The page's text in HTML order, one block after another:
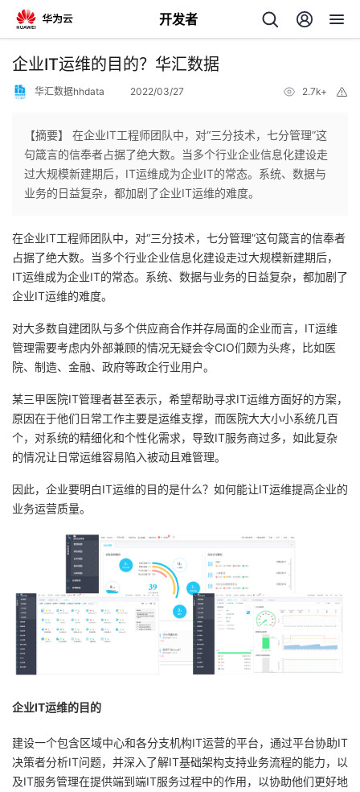
开发者
返
个
人
主
我
的
发
我
的
博
我
的
我
子
直
的
我
注
我
的
开
发
我
的
Programs
我
的
企业IT运维的目的？华汇数据
华汇数据hhdata 2022/03/27 2.7k+
【摘要】 在企业IT工程师团队中，对“三分技术，七分管理”这
句箴言的信奉者占据了绝大数。当多个行业企业信息化建设走
过大规模新建期后，IT运维成为企业IT的常态。系统、数据与
业务的日益复杂，都加剧了企业IT运维的难度。
在企业IT工程师团队中，对“三分技术，七分管理”这句箴言的信奉者
占据了绝大数。当多个行业企业信息化建设走过大规模新建期后，
IT运维成为企业IT的常态。系统、数据与业务的日益复杂，都加剧了
企业IT运维的难度。
对大多数自建团队与多个供应商合作并存局面的企业而言，IT运维
管理需要考虑内外部兼顾的情况无疑会令CIO们颇为头疼，比如医
院、制造、金融、政府等政企行业用户。
某三甲医院IT管理者甚至表示，希望帮助寻求IT运维方面好的方案，
原因在于他们日常工作主要是运维支撑，而医院大大小小系统几百
个，对系统的精细化和个性化需求，导致IT服务商过多，如此复杂
的情况让日常运维容易陷入被动且难管理。
因此，企业要明白IT运维的目的是什么？如何能让IT运维提高企业的
业务运营质量。
企业IT运维的目的
建设一个包含区域中心和各分支机构IT运营的平台，通过平台协助IT
决策者分析IT问题，并深入了解IT基础架构支持业务流程的能力，以
及IT服务管理在提供端到端IT服务过程中的作用，以协助他们更好地